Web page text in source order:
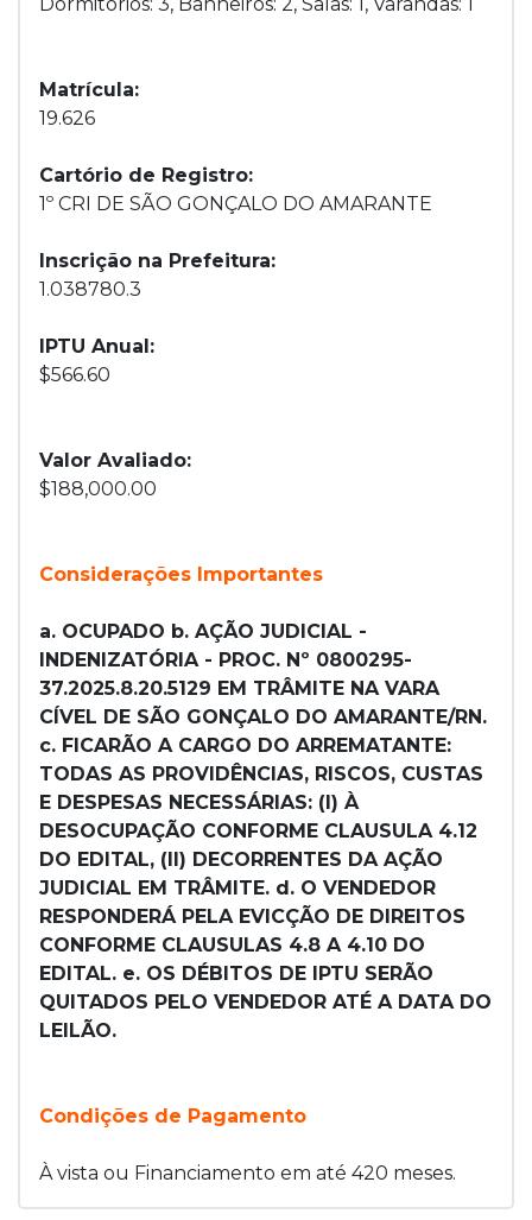
Matrícula:
19.626
Cartório de Registro:
1º CRI DE SÃO GONÇALO DO AMARANTE
Inscrição na Prefeitura:
1.038780.3
IPTU Anual:
$566.60
Valor Avaliado:
$188,000.00
Considerações Importantes
a. OCUPADO b. AÇÃO JUDICIAL -
INDENIZATÓRIA - PROC. Nº 0800295-
37.2025.8.20.5129 EM TRÂMITE NA VARA
CÍVEL DE SÃO GONÇALO DO AMARANTE/RN.
c. FICARÃO A CARGO DO ARREMATANTE:
TODAS AS PROVIDÊNCIAS, RISCOS, CUSTAS
E DESPESAS NECESSÁRIAS: (I) À
DESOCUPAÇÃO CONFORME CLAUSULA 4.12
DO EDITAL, (II) DECORRENTES DA AÇÃO
JUDICIAL EM TRÂMITE. d. O VENDEDOR
RESPONDERÁ PELA EVICÇÃO DE DIREITOS
CONFORME CLAUSULAS 4.8 A 4.10 DO
EDITAL. e. OS DÉBITOS DE IPTU SERÃO
QUITADOS PELO VENDEDOR ATÉ A DATA DO
LEILÃO.
Condições de Pagamento
À vista ou Financiamento em até 420 meses.